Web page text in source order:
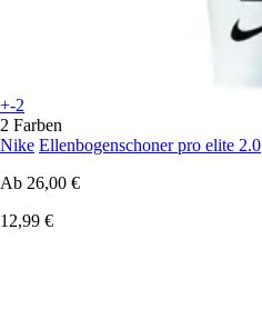
+-2
2 Farben
Nike Ellenbogenschoner pro elite 2.0
Ab 26,00 €
12,99 €